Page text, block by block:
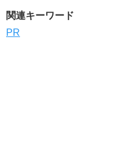
関連キーワード
PR